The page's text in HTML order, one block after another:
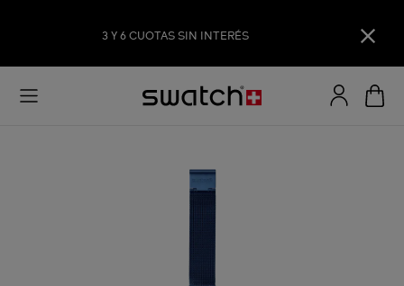
3 Y 6 CUOTAS SIN INTERÉS